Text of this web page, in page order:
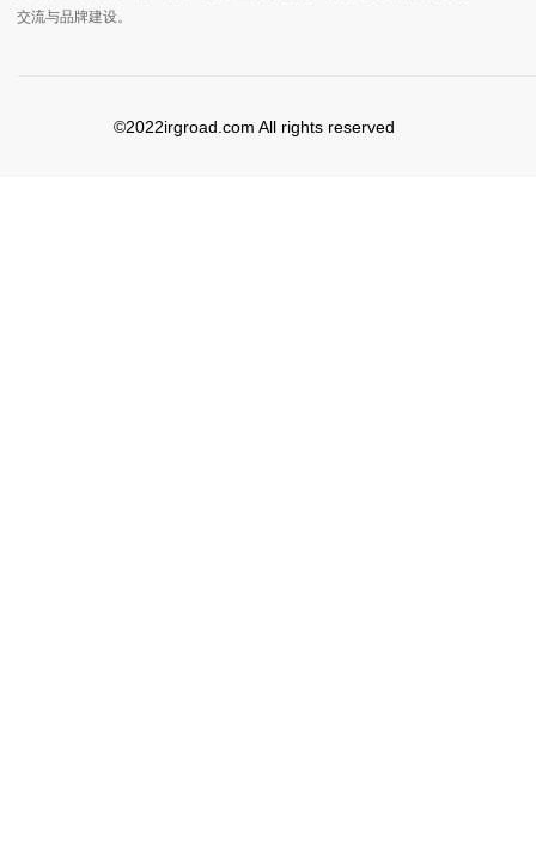
交流与品牌建设。
©2022irgroad.com All rights reserved